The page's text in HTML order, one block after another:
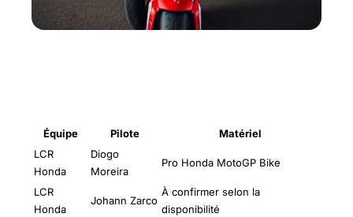
Équipe Pilote
Matériel
LCR
Honda
Diogo
Moreira
Pro Honda MotoGP Bike
LCR
Honda
Johann Zarco
À confirmer selon la
disponibilité